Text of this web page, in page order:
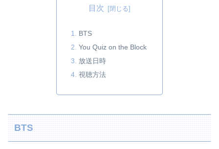
目次
BTS
You Quiz on the Block
放送日時
視聴方法
BTS